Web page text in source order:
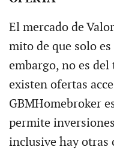
El mercado de
mito de que solo
embargo, no es
existen ofertas
GBMHomebroker
permite
inclusive hay otras